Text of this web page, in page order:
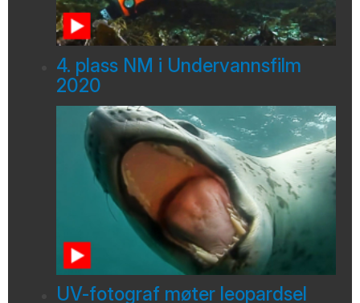
4. plass NM i Undervannsfilm
2020
UV-fotograf møter leopardsel